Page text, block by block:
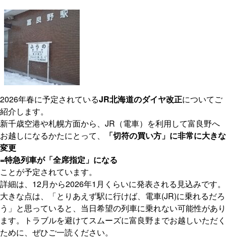
2026年春に予定されているJR北海道のダイヤ改正についてご
紹介します。
新千歳空港や札幌方面から、JR（電車）を利用して富良野へ
お越しになるかたにとって、
「切符の買い方」に非常に大きな
変更
=特急列車が「全席指定」になる
ことが予定されています。
詳細は、12月から2026年1月くらいに発表される見込みです。
大きな点は、「とりあえず駅に行けば、電車(JR)に乗れるだろ
う」と思っていると、当日希望の列車に乗れない可能性があり
ます。トラブルを避けてスムーズに富良野までお越しいただく
ために、ぜひご一読ください。